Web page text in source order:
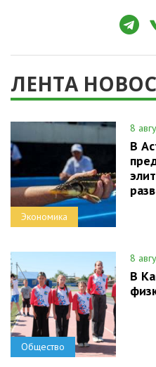
ЛЕНТА
Экономика
8
В
Общество
8
В